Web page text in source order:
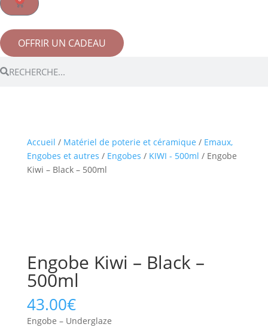
OFFRIR UN CADEAU
Accueil / Matériel de poterie et céramique / Emaux,
Engobes et autres / Engobes / KIWI - 500ml / Engobe
Kiwi – Black – 500ml
Engobe Kiwi – Black –
500ml
43.00€
Engobe – Underglaze